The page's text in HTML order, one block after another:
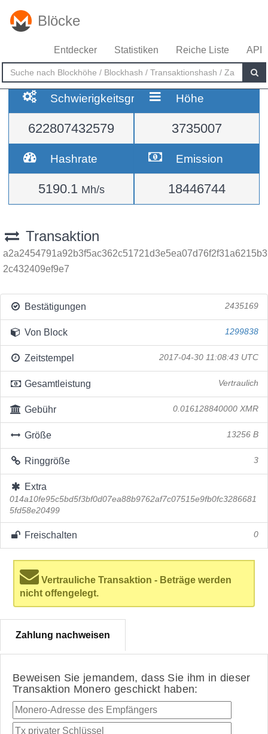
Blöcke
Entdecker Statistiken Reiche Liste API
Schwierigkeitsgrad
622807432579
Höhe
3735007
Hashrate
5190.1 Mh/s
Emission
18446744
Transaktion
a2a2454791a92b3f5ac362c51721d3e5ea07d76f2f31a6215b3
2c432409ef9e7
Bestätigungen 2435169
Von Block 1299838
Zeitstempel 2017-04-30 11:08:43 UTC
Gesamtleistung Vertraulich
Gebühr 0.016128840000 XMR
Größe 13256 B
Ringgröße 3
Extra
014a10fe95c5bd5f3bf0d07ea88b9762af7c07515e9fb0fc3286681
5fd58e20499
Freischalten 0
Vertrauliche Transaktion - Beträge werden
nicht offengelegt.
Zahlung nachweisen
Beweisen Sie jemandem, dass Sie ihm in dieser
Transaktion Monero geschickt haben: